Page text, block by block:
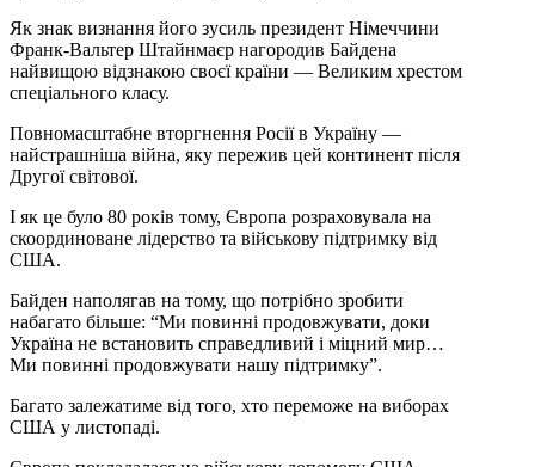
Як знак визнання його зусиль президент Німеччини
Франк-Вальтер Штайнмаєр нагородив Байдена
найвищою відзнакою своєї країни — Великим хрестом
спеціального класу.
Повномасштабне вторгнення Росії в Україну —
найстрашніша війна, яку пережив цей континент після
Другої світової.
І як це було 80 років тому, Європа розраховувала на
скоординоване лідерство та військову підтримку від
США.
Байден наполягав на тому, що потрібно зробити
набагато більше: “Ми повинні продовжувати, доки
Україна не встановить справедливий і міцний мир…
Ми повинні продовжувати нашу підтримку”.
Багато залежатиме від того, хто переможе на виборах
США у листопаді.